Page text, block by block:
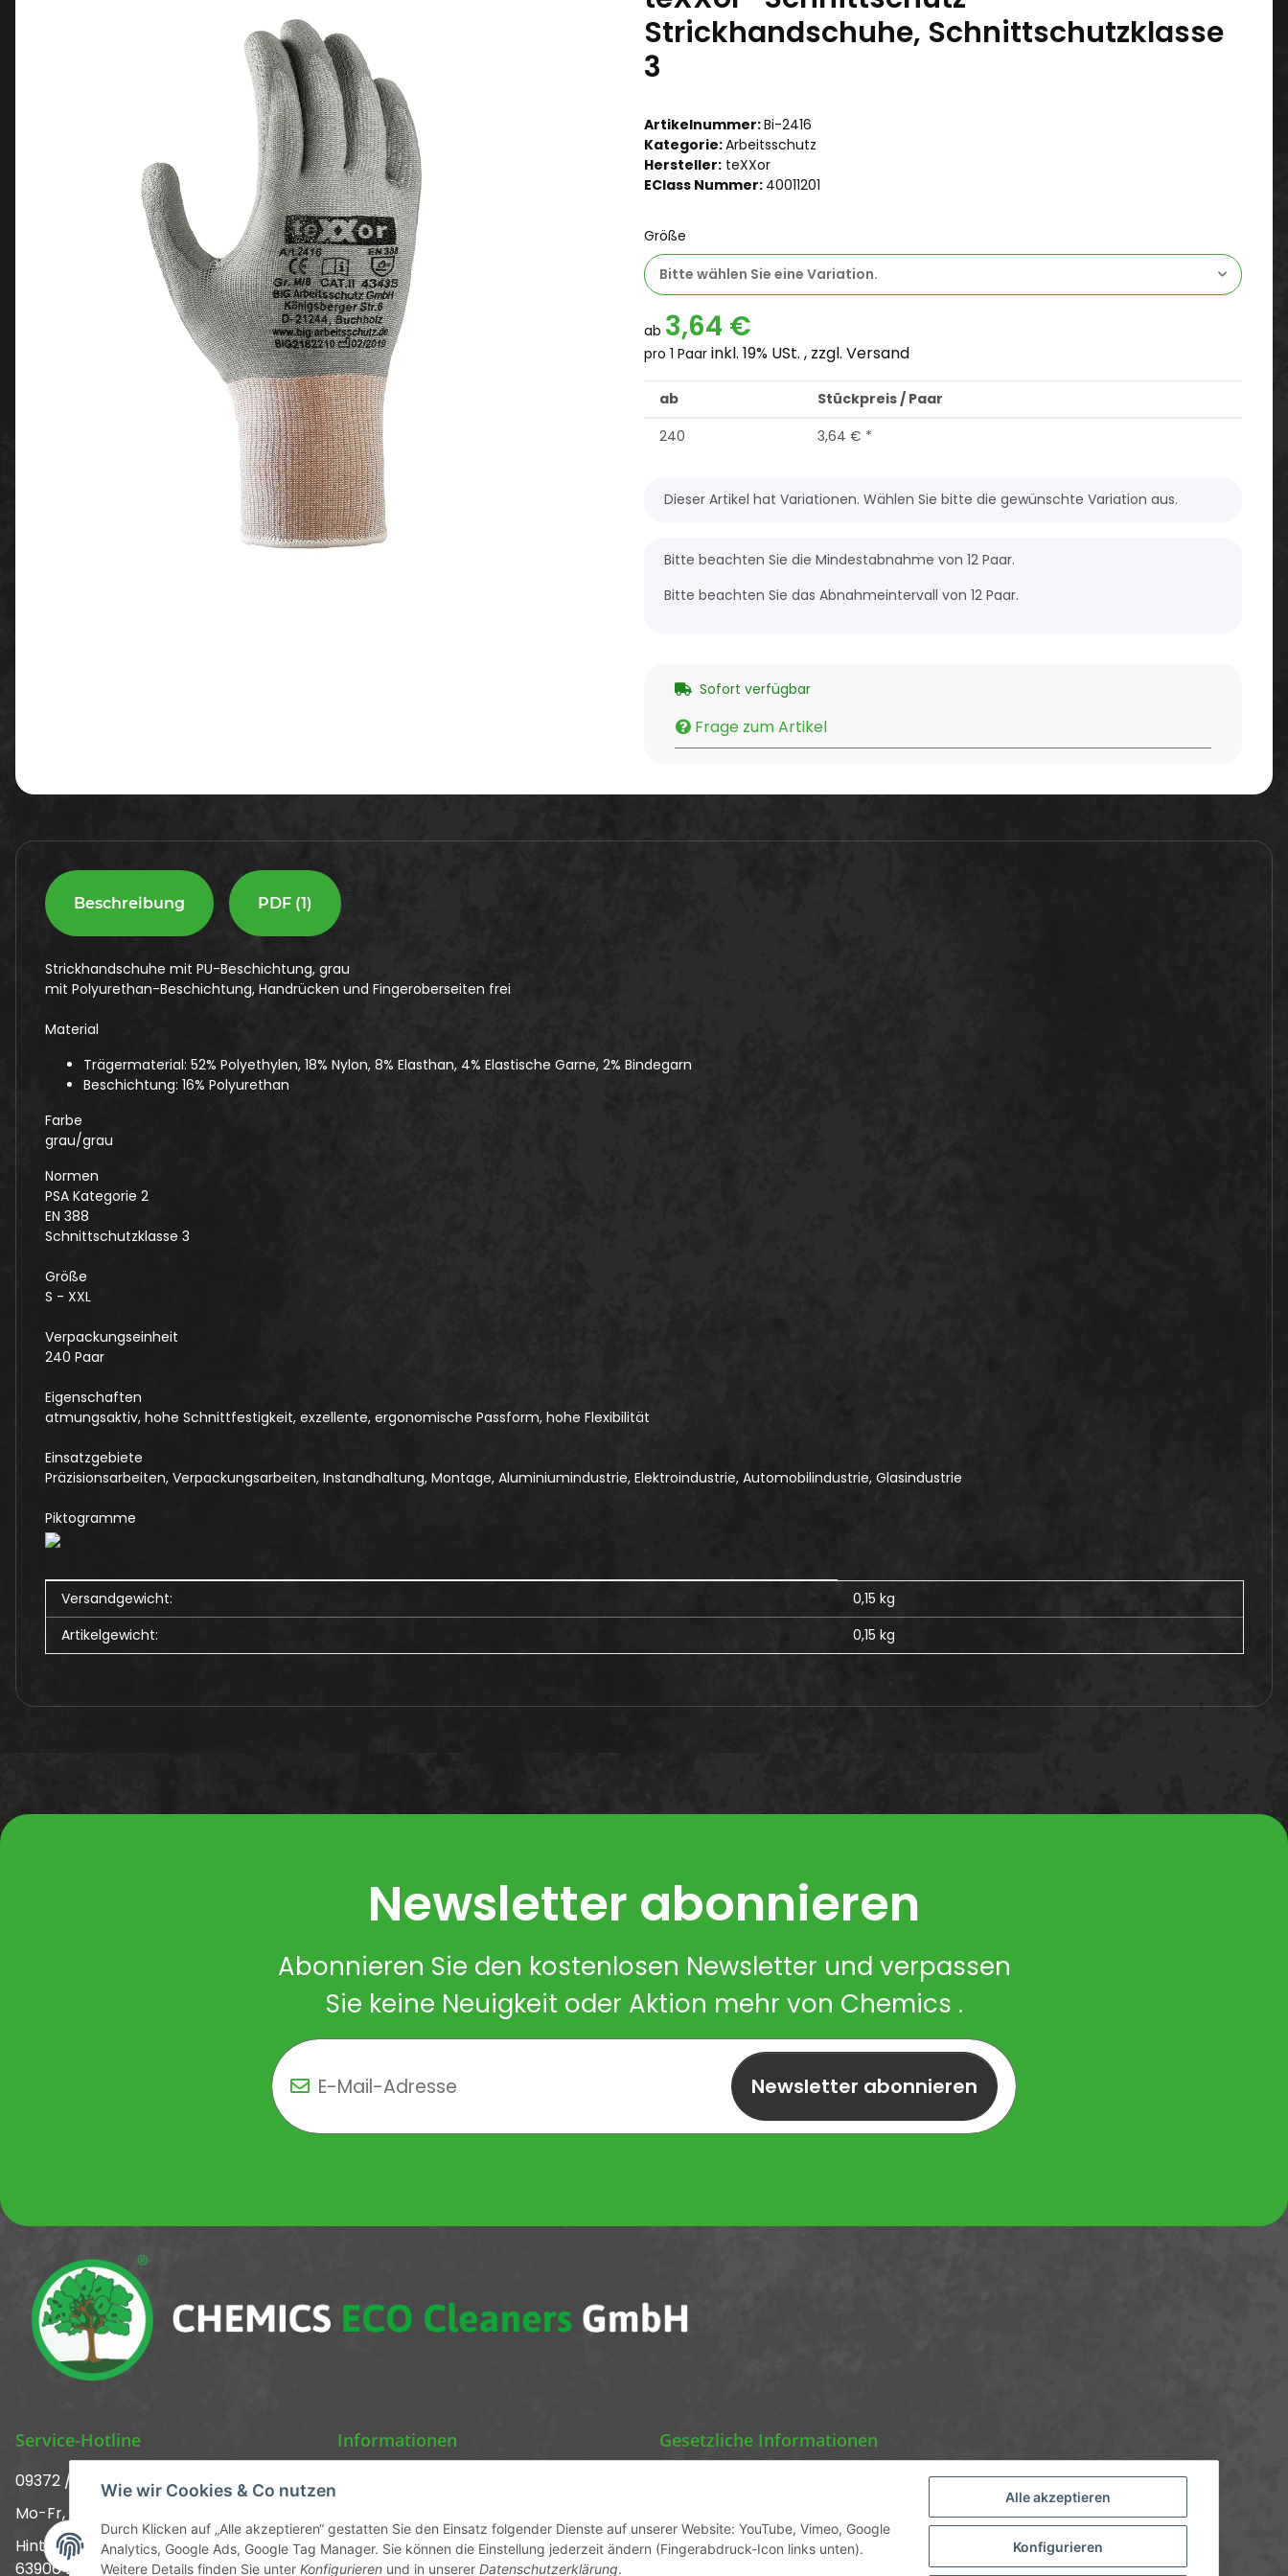
Alle akzeptieren
Konfigurieren
Wie wir Cookies & Co nutzen
Durch Klicken auf „Alle akzeptieren“ gestatten Sie den Einsatz folgender Dienste auf unserer Website: YouTube, Vimeo, Google
Analytics, Google Ads, Google Tag Manager. Sie können die Einstellung jederzeit ändern (Fingerabdruck-Icon links unten).
Weitere Details finden Sie unter Konfigurieren und in unserer Datenschutzerklärung.
Strickhandschuhe, Schnittschutzklasse
3
Artikelnummer:Bi-2416
Kategorie:Arbeitsschutz
Hersteller: teXXor
EClass Nummer: 40011201
Größe
Bitte wählen Sie eine Variation.
ab 3,64 €
pro 1 Paar inkl. 19% USt. , zzgl. Versand
ab
Stückpreis / Paar
240
3,64 € *
x
Dieser Artikel hat Variationen. Wählen Sie bitte die gewünschte Variation aus.
x
Bitte beachten Sie die Mindestabnahme von 12 Paar.
Bitte beachten Sie das Abnahmeintervall von 12 Paar.
Sofort verfügbar
Frage zum Artikel
Beschreibung PDF (1)
Strickhandschuhe mit PU-Beschichtung, grau
mit Polyurethan-Beschichtung, Handrücken und Fingeroberseiten frei
Material
Trägermaterial: 52% Polyethylen, 18% Nylon, 8% Elasthan, 4% Elastische Garne, 2% Bindegarn
Beschichtung: 16% Polyurethan
Farbe
grau/grau
Normen
PSA Kategorie 2
EN 388
Schnittschutzklasse 3
Größe
S - XXL
Verpackungseinheit
240 Paar
Eigenschaften
atmungsaktiv, hohe Schnittfestigkeit, exzellente, ergonomische Passform, hohe Flexibilität
Einsatzgebiete
Präzisionsarbeiten, Verpackungsarbeiten, Instandhaltung, Montage, Aluminiumindustrie, Elektroindustrie, Automobilindustrie, Glasindustrie
Piktogramme
Produkteigenschaft
Wert
Versandgewicht:
0,15 kg
Artikelgewicht:
0,15 kg
Newsletter abonnieren
Abonnieren Sie den kostenlosen Newsletter und verpassen
Sie keine Neuigkeit oder Aktion mehr von Chemics .
Newsletter abonnieren
Service-Hotline
09372 / 70 80 90
Mo-Fr, 09:00-12:00 | 13:00-17:00 Uhr
Hinter den Straßenäckern 11-13
63906 Erlenbach
Informationen
Kontakt
Versandinformationen
Gesetzliche Informationen
AGB
Sitemap